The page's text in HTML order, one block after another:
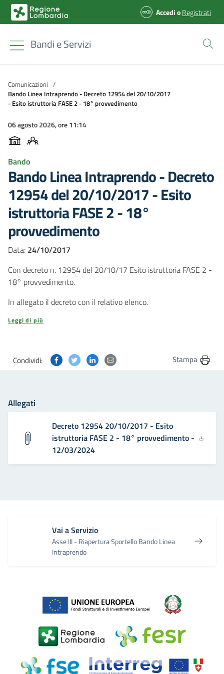
AccedioRegistrati
Bandi e Servizi
Comunicazioni /
Bando Linea Intraprendo - Decreto 12954 del 20/10/2017
- Esito istruttoria FASE 2 - 18° provvedimento
06 agosto 2026, ore 11:14
Bando
Bando Linea Intraprendo - Decreto
12954 del 20/10/2017 - Esito
istruttoria FASE 2 - 18°
provvedimento
Data: 24/10/2017
Con decreto n. 12954 del 20/10/17 Esito istruttoria FASE 2 -
18° provvedimento.
In allegato il decreto con il relativo elenco.
Leggi di più
Condividi: Condividi questa pagina su Facebook
Condividi questa pagina su Twitter
Condividi questa pagina su Linkedin
Condividi questa pagina via
Stampa
Allegati
Decreto 12954 20/10/2017 - Esito
istruttoria FASE 2 - 18° provvedimento -
12/03/2024
Vai a Servizio
Asse III - Riapertura Sportello Bando Linea
Intraprendo